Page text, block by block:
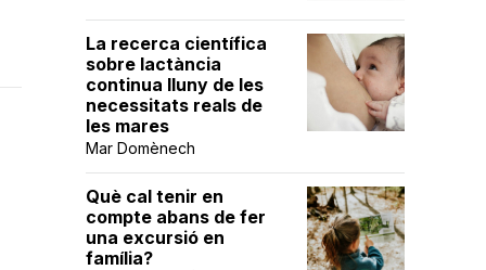
La recerca científica
sobre lactància
continua lluny de les
necessitats reals de
les mares
Mar Domènech
Què cal tenir en
compte abans de fer
una excursió en
família?